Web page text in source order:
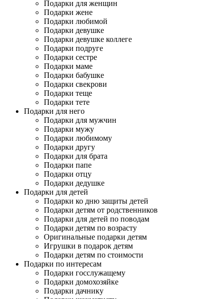
Подарки для женщин
Подарки жене
Подарки любимой
Подарки девушке
Подарки девушке коллеге
Подарки подруге
Подарки сестре
Подарки маме
Подарки бабушке
Подарки свекрови
Подарки теще
Подарки тете
Подарки для него
Подарки для мужчин
Подарки мужу
Подарки любимому
Подарки другу
Подарки для брата
Подарки папе
Подарки отцу
Подарки дедушке
Подарки для детей
Подарки ко дню защиты детей
Подарки детям от родственников
Подарки для детей по поводам
Подарки детям по возрасту
Оригинальные подарки детям
Игрушки в подарок детям
Подарки детям по стоимости
Подарки по интересам
Подарки госслужащему
Подарки домохозяйке
Подарки дачнику